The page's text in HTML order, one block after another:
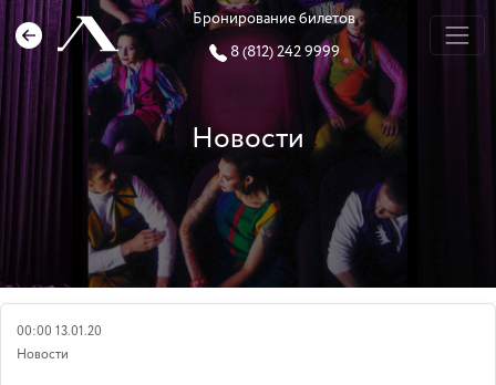
Бронирование билетов
8 (812) 242 9999
Новости
00:00 13.01.20
Новости